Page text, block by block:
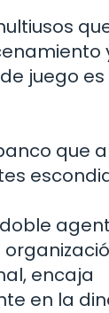
juego es
que
doble
encaja
en la